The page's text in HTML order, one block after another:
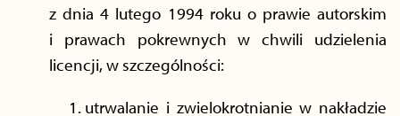
z dnia 4 lutego 1994 roku o prawie autorskim
i prawach pokrewnych w chwili udzielenia
licencji, w szczególności:
utrwalanie i zwielokrotnianie w nakładzie